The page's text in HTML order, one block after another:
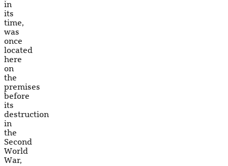
in
its
time,
was
once
located
here
on
the
premises
before
its
destruction
in
the
Second
World
War,